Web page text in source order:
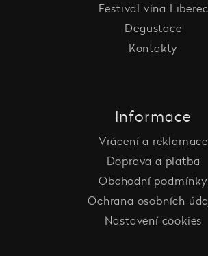
Festival vína Liberec
Degustace
Kontakty
Informace
Vrácení a reklamace
Doprava a platba
Obchodní podmínky
Ochrana osobních
Nastavení cookies